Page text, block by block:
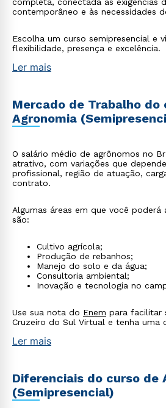
contemporâneo e às necessidades
Escolha um curso semipresencial e
flexibilidade, presença e excelência.
Ler mais
Mercado de Trabalho do
Agronomia
O salário médio de agrônomos no
atrativo, com variações que
profissional, região de atuação,
contrato.
Algumas áreas em que você
são:
Cultivo agrícola;
Produção de rebanhos;
Manejo do solo e da água;
Consultoria ambiental;
Inovação e tecnologia no
Use sua nota do Enem para facilitar
Cruzeiro do Sul Virtual e tenha uma
Ler mais
Diferenciais do curso de
(Semipresencial)